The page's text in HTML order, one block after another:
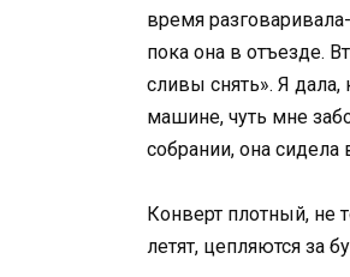
время
пока она в отъезде.
сливы снять». Я дала,
машине, чуть мне
собрании, она
Конверт плотный, не
летят, цепляются за